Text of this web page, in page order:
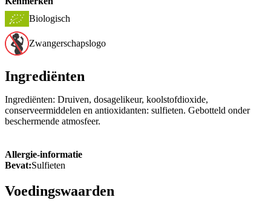
Biologisch
Zwangerschapslogo
Ingrediënten
Ingrediënten: Druiven, dosagelikeur, koolstofdioxide,
conserveermiddelen en antioxidanten: sulfieten. Gebotteld onder
beschermende atmosfeer.
Allergie-informatie
Bevat:Sulfieten
Voedingswaarden